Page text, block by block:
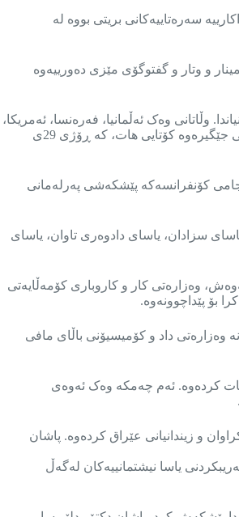
لە داواکارییە سەرەتاییەکانی بریتی بووە لە
و وتار و گفتوگۆی مێزی دەورییەوە
وڵاتانی وەک ئەڵمانیا، فەرەنسا، ئەمریکا،
هیندستان، لوبنان، میسر، ئوردن، نەرویج، ئوسترالیا و سوید لەگەڵ هەندێک بڕگە لە یاساکانی عێراقدا خرانەڕوو. کۆنفرانسەکە بە ڕەشنووسی پێشنیازی یاسای سزادانی جێگیرەوە کۆتایی هات، کە ڕۆژی 29ی
کۆنفرانسەکە پێشکەشی پەرلەمانی
یاسای سزادان، یاسای دادوەری تاوان، یاسای
ئەوەش، وەزارەتی کار و کاروباری کۆمەڵایەتی
بۆ پێداچوونەوە.
وەزارەتی داد و کۆمیسیۆنی باڵای مافی
دووپات کردەوە. ئەم چەمکە وەک ئەوەی
و زیندانیانی عێراق کردەوە. پاشان
یاسا نیشتمانییەکان لەگەڵ